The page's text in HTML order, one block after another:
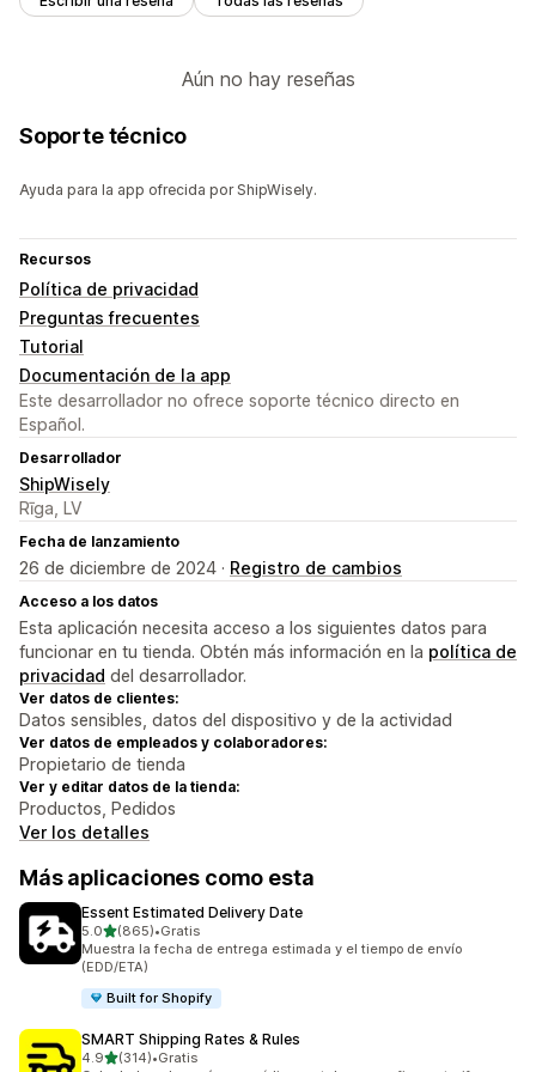
Aún no hay reseñas
Soporte técnico
Ayuda para la app ofrecida por ShipWisely.
Recursos
Política de privacidad
Preguntas frecuentes
Tutorial
Documentación de la app
Este desarrollador no ofrece soporte técnico directo en
Español.
Desarrollador
ShipWisely
Rīga, LV
Fecha de lanzamiento
26 de diciembre de 2024 · Registro de cambios
Acceso a los datos
Esta aplicación necesita acceso a los siguientes datos para
funcionar en tu tienda. Obtén más información en la política de
privacidad del desarrollador.
Ver datos de clientes:
Datos sensibles, datos del dispositivo y de la actividad
Ver datos de empleados y colaboradores:
Propietario de tienda
Ver y editar datos de la tienda:
Productos, Pedidos
Ver los detalles
Más aplicaciones como esta
Essent Estimated Delivery Date
5.0de 5 estrellas
(865)
865 reseñas en total
•Gratis
Muestra la fecha de entrega estimada y el tiempo de envío
(EDD/ETA)
Built for Shopify
SMART Shipping Rates & Rules
4.9de 5 estrellas
(314)
314 reseñas en total
•Gratis